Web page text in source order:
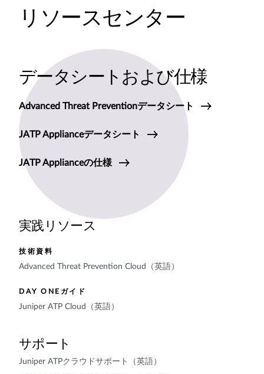
リソースセンター
実践リソース
技術資料
Advanced Threat Prevention Cloud（英語）
DAY ONEガイド
Juniper ATP Cloud（英語）
サポート
Juniper ATPクラウドサポート（英語）
データシートおよび仕様
Advanced Threat Preventionデータシート
JATP Applianceデータシート
JATP Applianceの仕様